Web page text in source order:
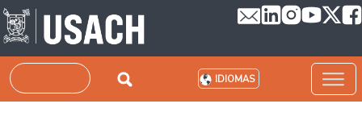
Pasar al contenido principal
Buscar IDIOMAS